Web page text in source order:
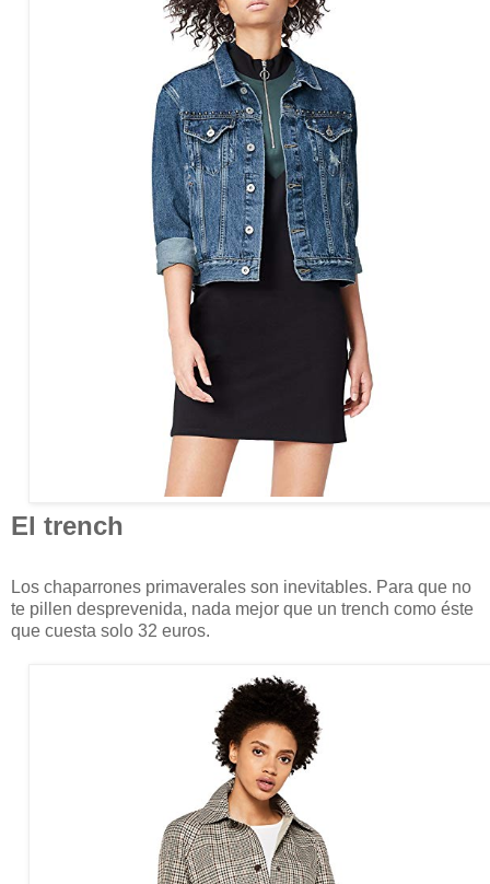
El trench
Los chaparrones primaverales son inevitables. Para que no
te pillen desprevenida, nada mejor que un trench como éste
que cuesta solo 32 euros.